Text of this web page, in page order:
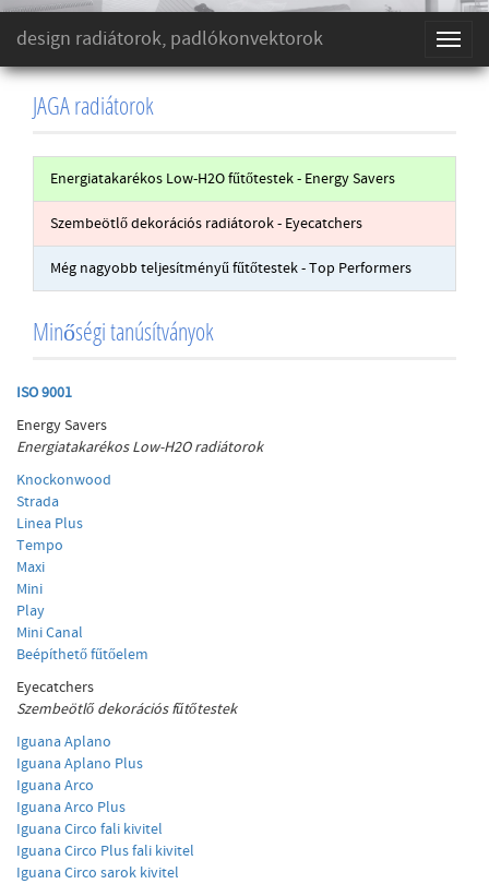
design radiátorok, padlókonvektorok
JAGA radiátorok
Energiatakarékos Low-H2O fűtőtestek - Energy Savers
Szembeötlő dekorációs radiátorok - Eyecatchers
Még nagyobb teljesítményű fűtőtestek - Top Performers
Minőségi tanúsítványok
ISO 9001
Energy Savers
Energiatakarékos Low-H2O radiátorok
Knockonwood
Strada
Linea Plus
Tempo
Maxi
Mini
Play
Mini Canal
Beépíthető fűtőelem
Eyecatchers
Szembeötlő dekorációs fűtőtestek
Iguana Aplano
Iguana Aplano Plus
Iguana Arco
Iguana Arco Plus
Iguana Circo fali kivitel
Iguana Circo Plus fali kivitel
Iguana Circo sarok kivitel